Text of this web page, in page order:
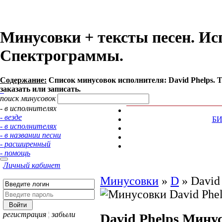
Минусовки + тексты песен.
Спектрограммы.
Содержание: Список минусовок исполнителя: David
заказать или записать.
поиск минусовок
- в исполнителях
- везде
- в исполнителях
- в названии песни
- расширенный
- помощь
Личный кабинет
регистрация ¦ забыли
Минусовки » D » David
David Phelps